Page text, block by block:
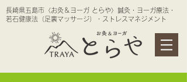
長崎県五島市〈お灸＆ヨーガ とらや〉鍼灸・ヨーガ療法・
若石健康法（足裏マッサージ）・ストレスマネジメント